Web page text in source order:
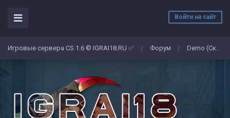
Войти на сайт
Игровые сервера CS 1.6 © IGRAI18.RU ✅ / Форум / Demo (Скриншоты)